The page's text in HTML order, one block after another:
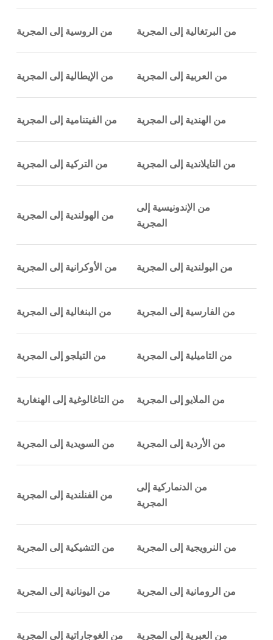
من البرتغالية إلى المجرية من الروسية إلى المجرية
من العربية إلى المجرية من الإيطالية إلى المجرية
من الهندية إلى المجرية من الفيتنامية إلى المجرية
من التايلاندية إلى المجرية من التركية إلى المجرية
من الإندونيسية إلى
المجرية
من الهولندية إلى المجرية
من البولندية إلى المجرية من الأوكرانية إلى المجرية
من الفارسية إلى المجرية من البنغالية إلى المجرية
من التاميلية إلى المجرية من التيلجو إلى المجرية
من الملايو إلى المجرية من التاغالوغية إلى الهنغارية
من الأردية إلى المجرية من السويدية إلى المجرية
من الدنماركية إلى
المجرية
من الفنلندية إلى المجرية
من النرويجية إلى المجرية من التشيكية إلى المجرية
من الرومانية إلى المجرية من اليونانية إلى المجرية
من العبرية إلى المجرية من الغوجاراتية إلى المجرية